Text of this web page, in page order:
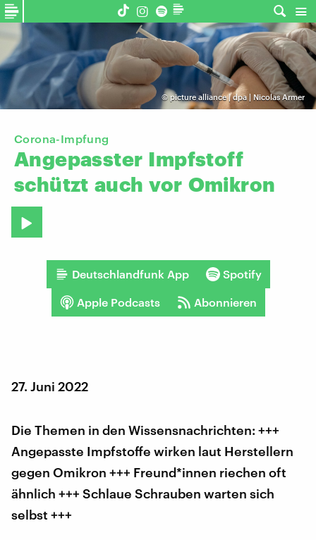
© picture alliance | dpa | Nicolas Armer
Corona-Impfung
Angepasster Impfstoff
schützt auch vor Omikron
Deutschlandfunk App Spotify
Apple Podcasts Abonnieren
27. Juni 2022
Die Themen in den Wissensnachrichten: +++
Angepasste Impfstoffe wirken laut Herstellern
gegen Omikron +++ Freund*innen riechen oft
ähnlich +++ Schlaue Schrauben warten sich
selbst +++